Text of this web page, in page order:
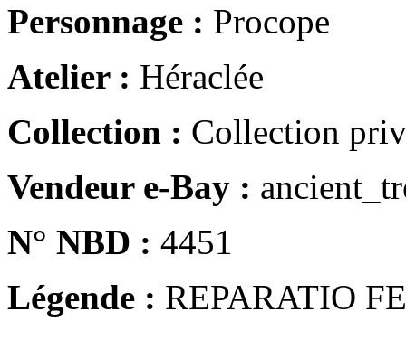
Personnage : Procope
Atelier : Héraclée
Collection : Collection
Vendeur e-Bay :
N° NBD : 4451
Légende : REPARATIO